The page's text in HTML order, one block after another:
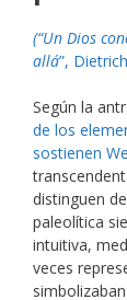
(“Un Dios
allá”,
Según la
de los
sostienen
distinguen
paleolítica
intuitiva,
veces